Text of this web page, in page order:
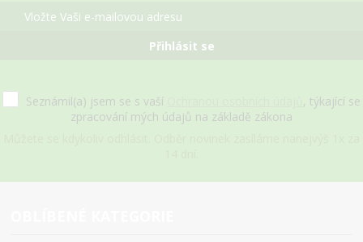
Přihlásit se
Seznámil(a) jsem se s vaší
, týkající se
zpracování mých údajů na základě zákona